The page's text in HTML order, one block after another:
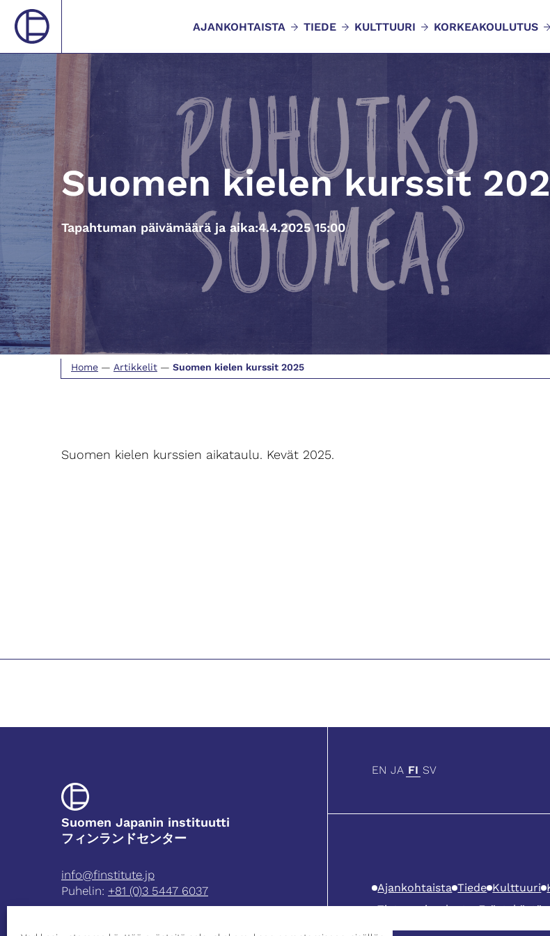
AJANKOHTAISTA TIEDE KULTTUURI KORKEAKOULUTUS
Suomen kielen kurssit
Tapahtuman päivämäärä ja aika:4.4.2025 15:00
Home — Artikkelit — Suomen kielen kurssit 2025
Suomen kielen kurssien aikataulu. Kevät 2025.
Suomen Japanin instituutti
フィンランドセンター
info@finstitute.jp
Puhelin: +81 (0)3 5447 6037
Minato-ku Tokyo 106-8561 Japan
EN JA FI SV
Ajankohtaista Tiede Kulttuuri
Tietosuojaseloste